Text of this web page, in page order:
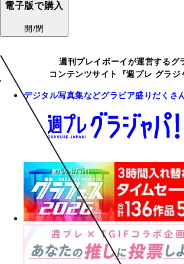
電子版で購入
開/閉
週刊プレイボーイが運営するグ
コンテンツサイト『週プレ グラジ
デジタル写真集などグラビア盛りだくさ